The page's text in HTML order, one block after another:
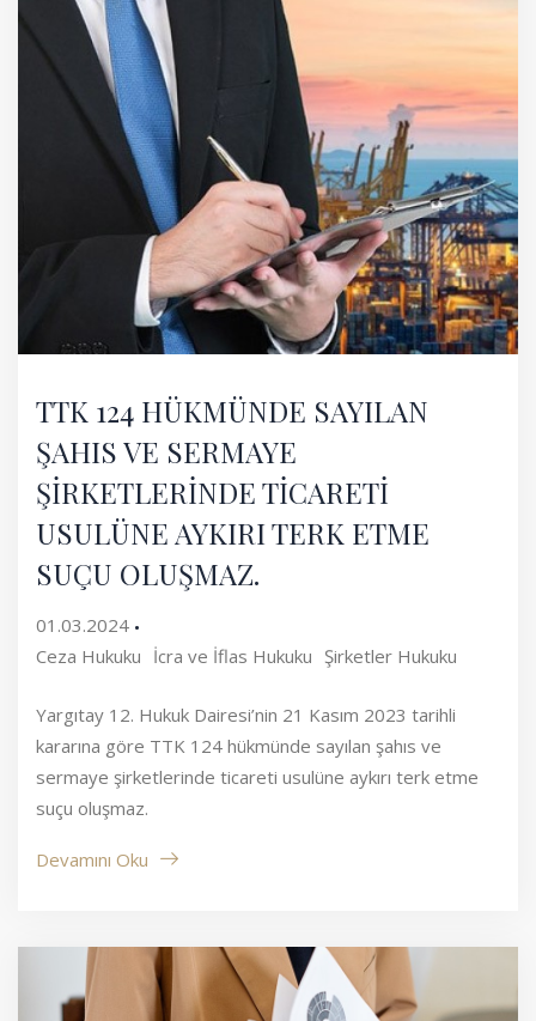
TTK 124 HÜKMÜNDE SAYILAN
ŞAHIS VE SERMAYE
ŞİRKETLERİNDE TİCARETİ
USULÜNE AYKIRI TERK ETME
SUÇU OLUŞMAZ.
01.03.2024
Ceza Hukuku İcra ve İflas Hukuku Şirketler Hukuku
Yargıtay 12. Hukuk Dairesi’nin 21 Kasım 2023 tarihli
kararına göre TTK 124 hükmünde sayılan şahıs ve
sermaye şirketlerinde ticareti usulüne aykırı terk etme
suçu oluşmaz.
Devamını Oku